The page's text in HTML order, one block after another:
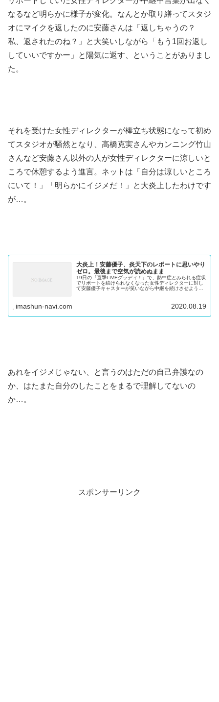
なるなど明らかに様子が変化。なんとか取り繕ってスタジ
オにマイクを返したのに安藤さんは「返しちゃうの？
私、返されたのね？」と大笑いしながら「もう1回お返し
していいですかー」と陽気に返す、ということがありまし
た。
それを受けた女性ディレクターが棒立ち状態になって初め
てスタジオが騒然となり、高橋克実さんやカンニング竹山
さんなど安藤さん以外の人が女性ディレクターに涼しいと
ころで休憩するよう進言。ネットは「自分は涼しいところ
にいて！」「明らかにイジメだ！」と大炎上したわけです
が…。
大炎上！安藤優子、炎天下のレポートに思いやり
ゼロ。最後まで空気が読めぬまま
19日の『直撃LIVEグッディ！』で、熱中症とみられる症状
でリポートを続けられなくなった女性ディレクターに対し
て安藤優子キャスターが笑いながら中継を続けさせようと
imashun-navi.com 2020.08.19
あれをイジメじゃない、と言うのはただの自己弁護なの
か、はたまた自分のしたことをまるで理解してないの
か…。
スポンサーリンク